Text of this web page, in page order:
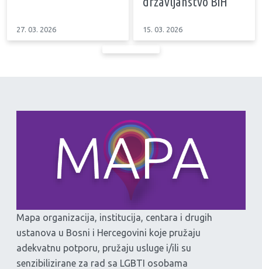
27. 03. 2026 15. 03. 2026
Mapa organizacija, institucija, centara i drugih
ustanova u Bosni i Hercegovini koje pružaju
adekvatnu potporu, pružaju usluge i/ili su
senzibilizirane za rad sa LGBTI osobama